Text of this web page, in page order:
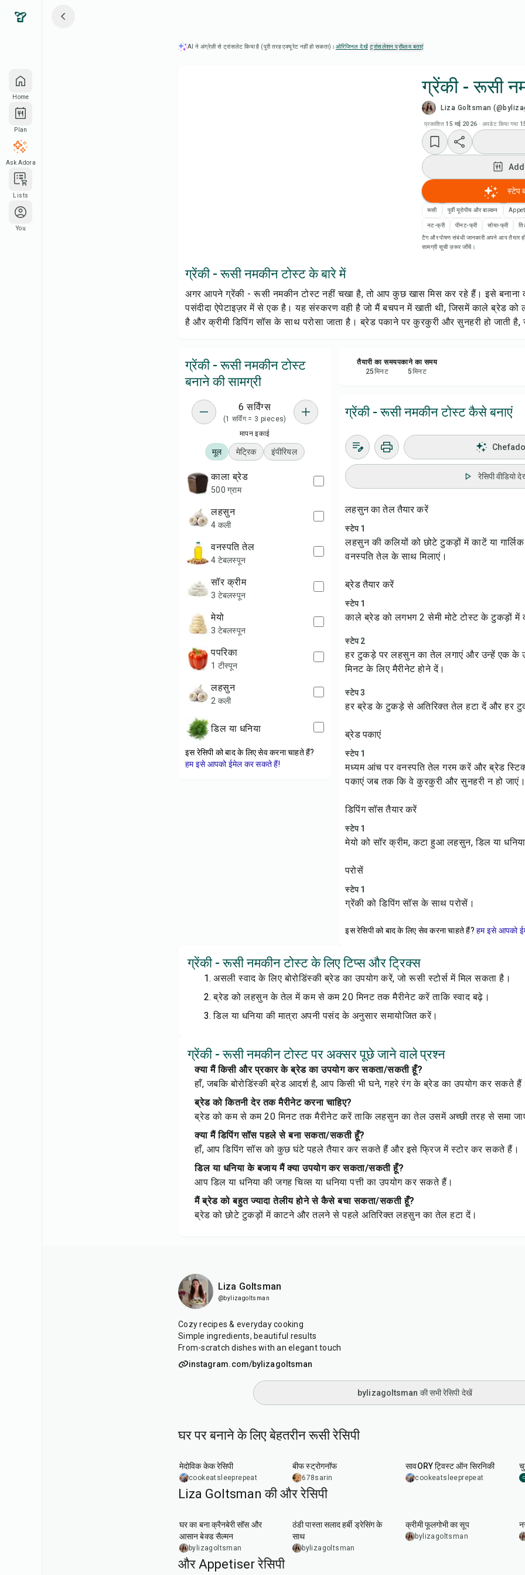
Home
Plan
Ask Adora
Lists
You
AI ने अंग्रेज़ी से ट्रांसलेट किया है (पूरी तरह एक्यूरेट नहीं हो सकता)। ओरिजिनल देखें·ट्रांसलेशन प्रॉब्लम बताएं
ग्रेंकी - रूसी
Liza Goltsman
प्रकाशित 15 मई 2026 · अपडेट किया गया
सेव
स्टेप
रूसी पूर्वी यूरोपीय और बाल्कन
नट-फ्री पीनट-फ्री सोया-फ्री
टैग और पोषण संबंधी जानकारी अपने आप तैयार
सामग्री सूची ज़रूर जाँचें।
ग्रेंकी - रूसी नमकीन टोस्ट के बारे में
अगर आपने ग्रेंकी - रूसी नमकीन टोस्ट नहीं चखा है, तो आप कुछ खास मिस कर रहे हैं। इसे
पसंदीदा ऐपेटाइज़र में से एक है। यह संस्करण वही है जो मैं बचपन में खाती थी, जिसमें काले ब्रेड को
है और क्रीमी डिपिंग सॉस के साथ परोसा जाता है। ब्रेड पकाने पर कुरकुरी और सुनहरी हो जाती है,
ग्रेंकी - रूसी नमकीन टोस्ट
बनाने की सामग्री
6 सर्विंग्स
(1 सर्विंग = 3 pieces)
मापन इकाई
मूल मेट्रिक इंपीरियल
काला ब्रेड
500 ग्राम
लहसुन
4 कली
वनस्पति तेल
4 टेबलस्पून
सॉर क्रीम
3 टेबलस्पून
मेयो
3 टेबलस्पून
पपरिका
1 टीस्पून
लहसुन
2 कली
डिल या धनिया
इस रेसिपी को बाद के लिए सेव करना चाहते हैं?
हम इसे आपको ईमेल कर सकते हैं!
तैयारी का समय
25मिनट
पकाने का समय
5मिनट
ग्रेंकी - रूसी नमकीन टोस्ट कैसे बनाएं
रेसिपी वीडियो
लहसुन का तेल तैयार करें
स्टेप 1
लहसुन की कलियों को छोटे टुकड़ों में काटें या
वनस्पति तेल के साथ मिलाएं।
ब्रेड तैयार करें
स्टेप 1
काले ब्रेड को लगभग 2 सेमी मोटे टोस्ट के टुकड़ों में
स्टेप 2
हर टुकड़े पर लहसुन का तेल लगाएं और उन्हें एक
मिनट के लिए मैरीनेट होने दें।
स्टेप 3
हर ब्रेड के टुकड़े से अतिरिक्त तेल हटा दें और हर
ब्रेड पकाएं
स्टेप 1
मध्यम आंच पर वनस्पति तेल गरम करें और ब्रेड
पकाएं जब तक कि वे कुरकुरी और सुनहरी न हो जाएं।
डिपिंग सॉस तैयार करें
स्टेप 1
मेयो को सॉर क्रीम, कटा हुआ लहसुन, डिल या
परोसें
स्टेप 1
ग्रेंकी को डिपिंग सॉस के साथ परोसें।
इस रेसिपी को बाद के लिए सेव करना चाहते हैं? हम इसे आपको
ग्रेंकी - रूसी नमकीन टोस्ट के लिए टिप्स और ट्रिक्स
असली स्वाद के लिए बोरोडिंस्की ब्रेड का उपयोग करें, जो रूसी स्टोर्स में मिल सकता है।
ब्रेड को लहसुन के तेल में कम से कम 20 मिनट तक मैरीनेट करें ताकि स्वाद बढ़े।
डिल या धनिया की मात्रा अपनी पसंद के अनुसार समायोजित करें।
ग्रेंकी - रूसी नमकीन टोस्ट पर अक्सर पूछे जाने वाले प्रश्न
क्या मैं किसी और प्रकार के ब्रेड का उपयोग कर सकता/सकती हूँ?
हाँ, जबकि बोरोडिंस्की ब्रेड आदर्श है, आप किसी भी घने, गहरे रंग के ब्रेड का उपयोग कर सकते हैं।
ब्रेड को कितनी देर तक मैरीनेट करना चाहिए?
ब्रेड को कम से कम 20 मिनट तक मैरीनेट करें ताकि लहसुन का तेल उसमें अच्छी तरह से समा
क्या मैं डिपिंग सॉस पहले से बना सकता/सकती हूँ?
हाँ, आप डिपिंग सॉस को कुछ घंटे पहले तैयार कर सकते हैं और इसे फ्रिज में स्टोर कर सकते हैं।
डिल या धनिया के बजाय मैं क्या उपयोग कर सकता/सकती हूँ?
आप डिल या धनिया की जगह चिव्स या धनिया पत्ती का उपयोग कर सकते हैं।
मैं ब्रेड को बहुत ज्यादा तेलीय होने से कैसे बचा सकता/सकती हूँ?
ब्रेड को छोटे टुकड़ों में काटने और तलने से पहले अतिरिक्त लहसुन का तेल हटा दें।
Liza Goltsman
@bylizagoltsman
Cozy recipes & everyday cooking
Simple ingredients, beautiful results
From-scratch dishes with an elegant touch
instagram.com/bylizagoltsman
bylizagoltsman की सभी रेसिपी देखें
घर पर बनाने के लिए बेहतरीन रूसी रेसिपी
मेदोविक केक रेसिपी
cookeatsleeprepeat
बीफ स्ट्रोगनॉफ
678sarin
सावORY ट्विस्ट ऑन सिरनिकी
cookeatsleeprepeat C
Liza Goltsman की और रेसिपी
घर का बना क्रैनबेरी सॉस और
आसान बेक्ड सैल्मन
bylizagoltsman
ठंडी पास्ता सलाद हर्बी ड्रेसिंग के
साथ
bylizagoltsman
क्रीमी फूलगोभी का सूप
bylizagoltsman
और Appetiser रेसिपी